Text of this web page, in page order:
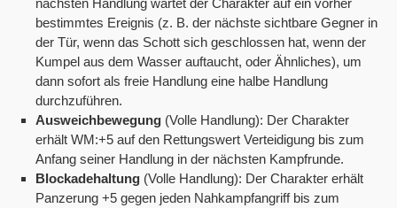
bestimmtes Ereignis (z. B. der nächste sichtbare Gegner in
der Tür, wenn das Schott sich geschlossen hat, wenn der
Kumpel aus dem Wasser auftaucht, oder Ähnliches), um
dann sofort als freie Handlung eine halbe Handlung
durchzuführen.
Ausweichbewegung (Volle Handlung): Der Charakter
erhält WM:+5 auf den Rettungswert Verteidigung bis zum
Anfang seiner Handlung in der nächsten Kampfrunde.
Blockadehaltung (Volle Handlung): Der Charakter erhält
Panzerung +5 gegen jeden Nahkampfangriff bis zum